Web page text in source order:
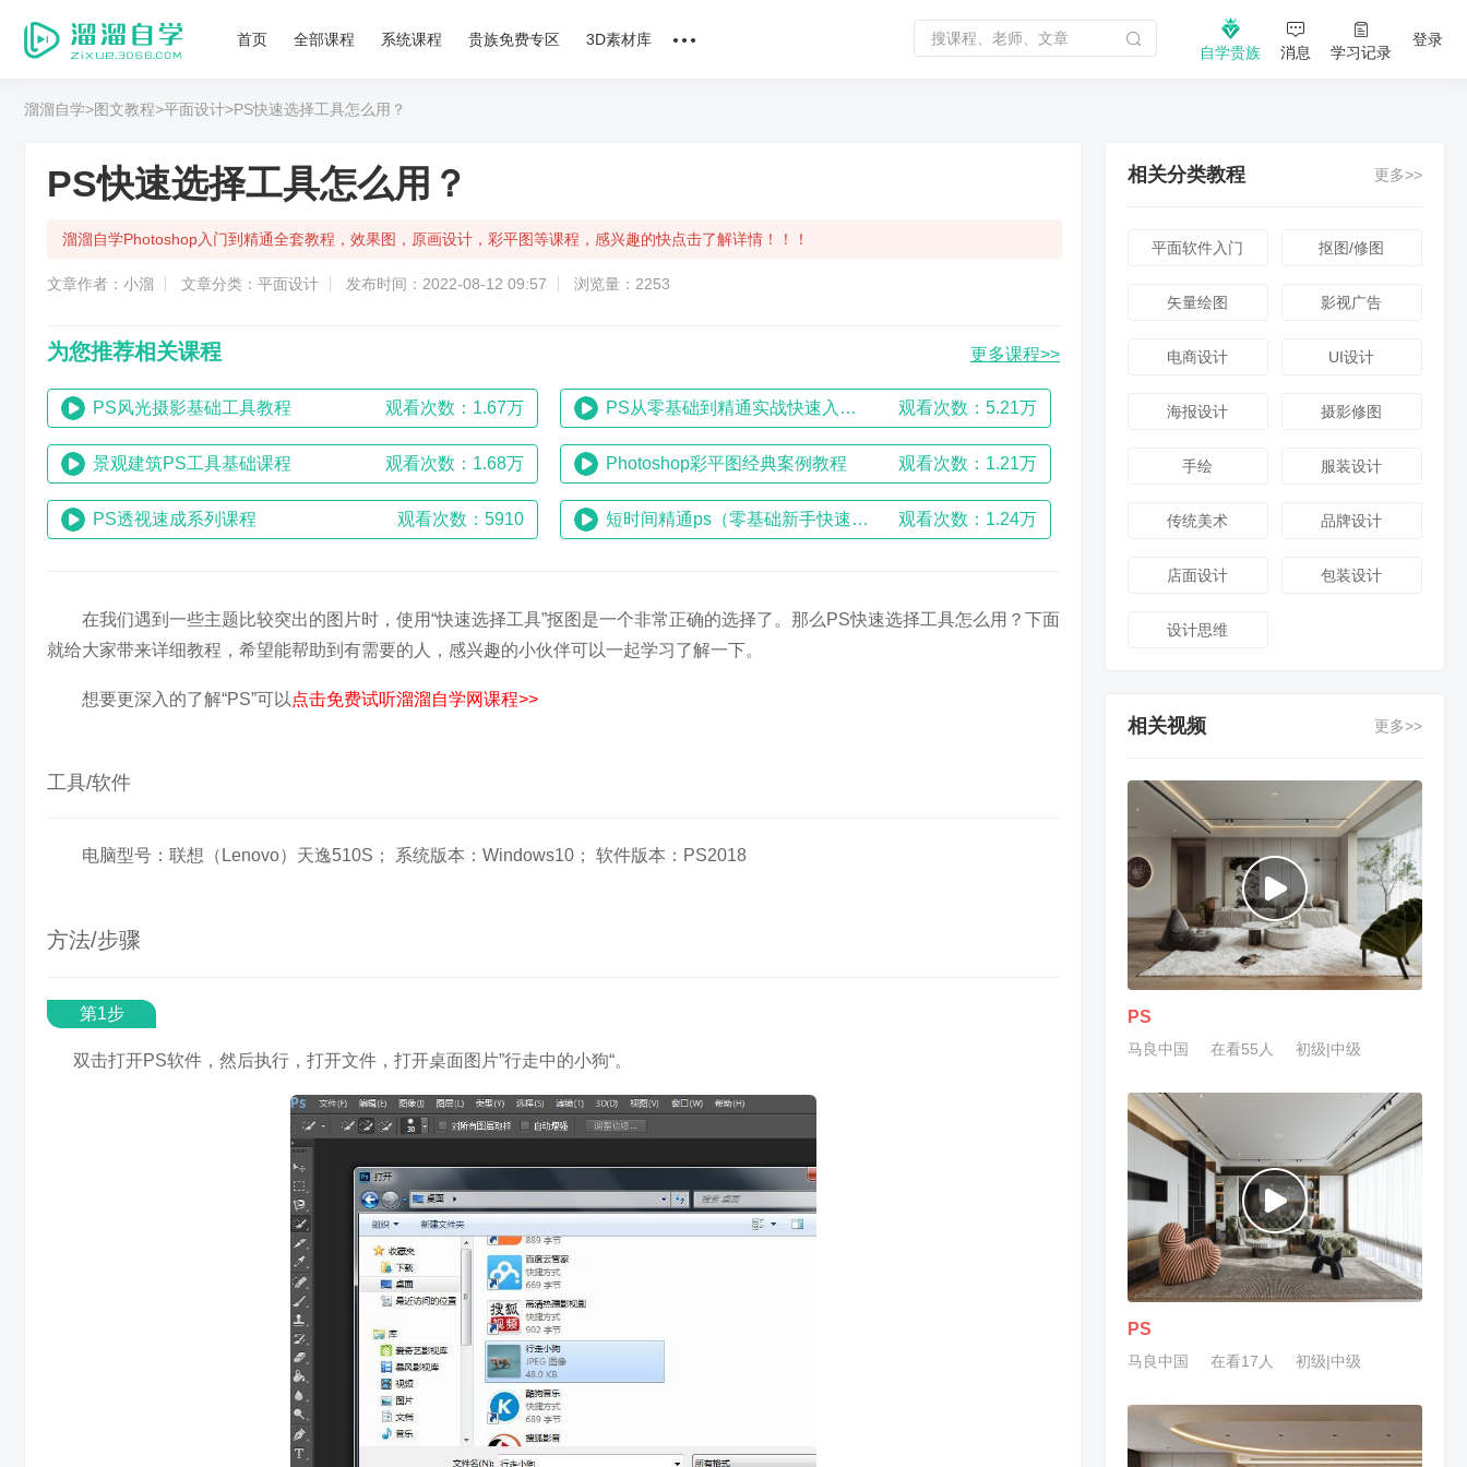
首页 全部课程 系统课程 贵族免费专区 3D素材库
自学贵族 消息 学习记录
登录
溜溜自学>图文教程>平面设计>PS快速选择工具怎么用？
PS快速选择工具怎么用？
溜溜自学Photoshop入门到精通全套教程，效果图，原画设计，彩平图等课程，感兴趣的快点击了解详情！！！
文章作者：小溜 文章分类：平面设计 发布时间：2022-08-12 09:57 浏览量：2253
为您推荐相关课程 更多课程>>
PS风光摄影基础工具教程 观看次数：1.67万 PS从零基础到精通实战快速入门教程 观看次数：5.21万
景观建筑PS工具基础课程 观看次数：1.68万 Photoshop彩平图经典案例教程 观看次数：1.21万
PS透视速成系列课程 观看次数：5910 短时间精通ps（零基础新手快速入门ps教程） 观看次数：1.24万
在我们遇到一些主题比较突出的图片时，使用“快速选择工具”抠图是一个非常正确的选择了。那么PS快速选择工具怎么用？下面
就给大家带来详细教程，希望能帮助到有需要的人，感兴趣的小伙伴可以一起学习了解一下。
想要更深入的了解“PS”可以 点击免费试听溜溜自学网课程>>
工具/软件
电脑型号：联想（Lenovo）天逸510S； 系统版本：Windows10； 软件版本：PS2018
方法/步骤
第1步
双击打开PS软件，然后执行，打开文件，打开桌面图片”行走中的小狗“。
相关分类教程 更多>>
平面软件入门 抠图/修图
矢量绘图 影视广告
电商设计 UI设计
海报设计 摄影修图
手绘 服装设计
传统美术 品牌设计
店面设计 包装设计
设计思维
相关视频 更多>>
PS
马良中国 在看55人 初级|中级
PS
马良中国 在看17人 初级|中级